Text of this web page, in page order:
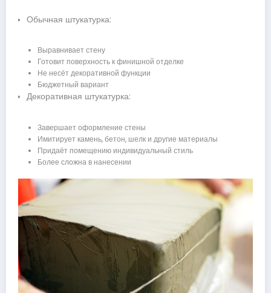
Обычная штукатурка:
Выравнивает стену
Готовит поверхность к финишной отделке
Не несёт декоративной функции
Бюджетный вариант
Декоративная штукатурка:
Завершает оформление стены
Имитирует камень, бетон, шелк и другие материалы
Придаёт помещению индивидуальный стиль
Более сложна в нанесении